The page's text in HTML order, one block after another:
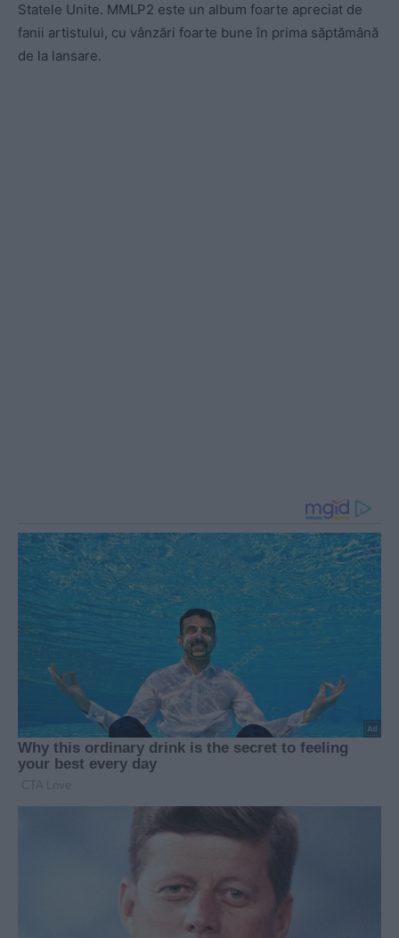
Statele Unite. MMLP2 este un album foarte apreciat de
fanii artistului, cu vânzări foarte bune în prima săptămână
de la lansare.